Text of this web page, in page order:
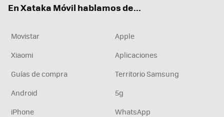
En Xataka Móvil hablamos de...
Movistar
Apple
Xiaomi
Aplicaciones
Guías de compra
Territorio Samsung
Android
5g
iPhone
WhatsApp